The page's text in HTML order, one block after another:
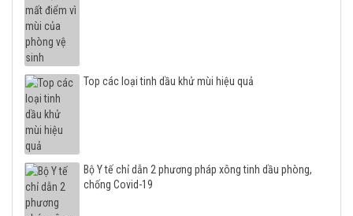
Top các loại tinh dầu khử mùi hiệu quả
Bộ Y tế chỉ dẫn 2 phương pháp xông tinh dầu phòng,
chống Covid-19